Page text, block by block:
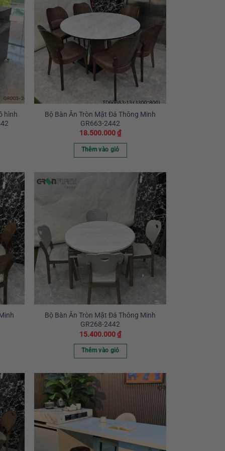
hình
Bộ Bàn Ăn Tròn Mặt Đá Thông Minh
GR663-2442
18.500.000₫
Thêm vào giỏ
Bộ Bàn Ăn Tròn Mặt Đá Thông Minh
GR268-2442
15.400.000₫
Thêm vào giỏ